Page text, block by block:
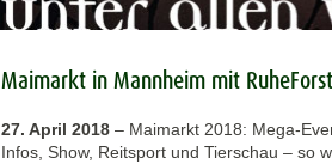
Maimarkt in Mannheim mit RuheForst
27. April 2018 – Maimarkt 2018: Mega-
Infos, Show, Reitsport und Tierschau – so